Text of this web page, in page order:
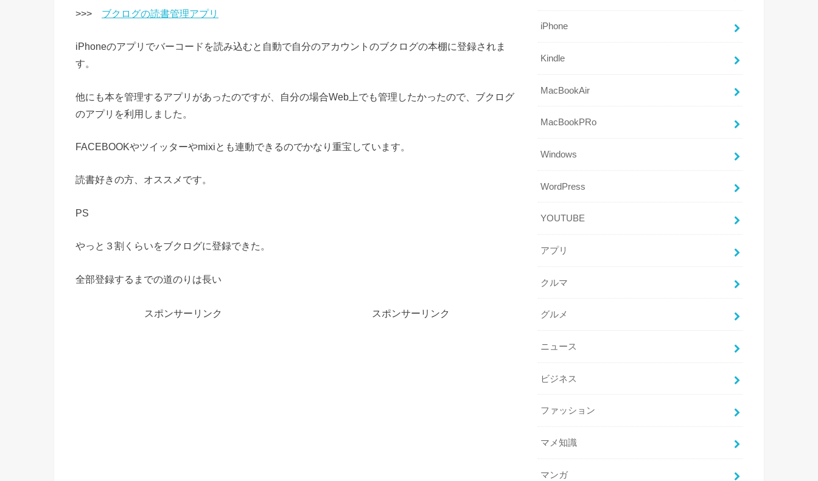
>>> ブクログの読書管理アプリ
iPhoneのアプリでバーコードを読み込むと自動で自分のアカウントのブクログの本棚に登録されま
す。
他にも本を管理するアプリがあったのですが、自分の場合Web上でも管理したかったので、ブクログ
のアプリを利用しました。
FACEBOOKやツイッターやmixiとも連動できるのでかなり重宝しています。
読書好きの方、オススメです。
PS
やっと３割くらいをブクログに登録できた。
全部登録するまでの道のりは長い
スポンサーリンク スポンサーリンク
iPhone
Kindle
MacBookAir
MacBookPRo
Windows
WordPress
YOUTUBE
アプリ
クルマ
グルメ
ニュース
ビジネス
ファッション
マメ知識
マンガ